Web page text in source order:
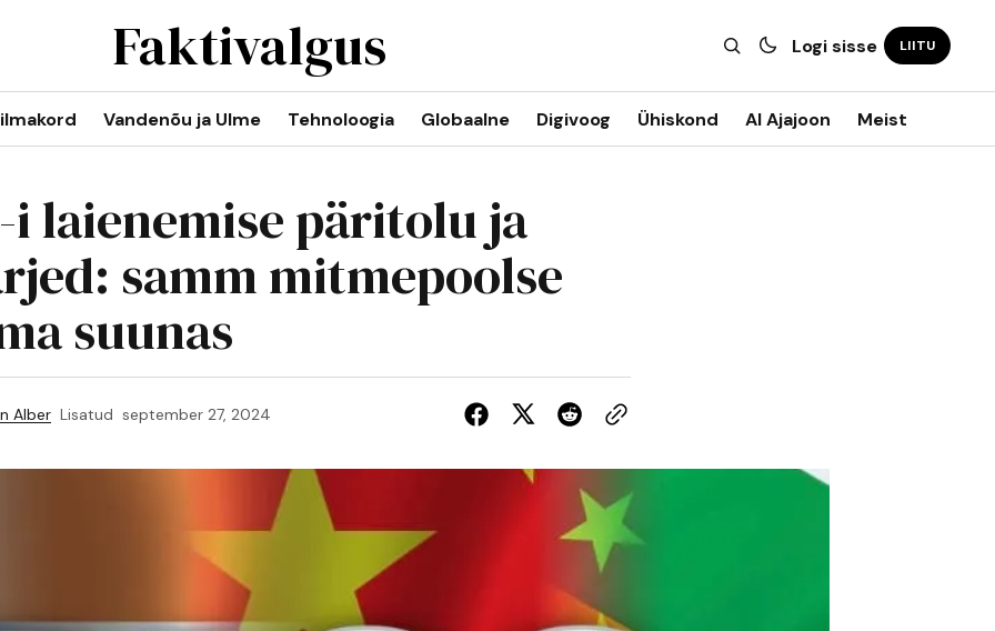
Faktivalgus Logi sisse LIITU
Vandenõu ja Ulme Tehnoloogia Globaalne Digivoog Ühiskond AI Ajajoon Meist
i laienemise päritolu ja
samm mitmepoolse
suunas
Alber Lisatud september 27, 2024